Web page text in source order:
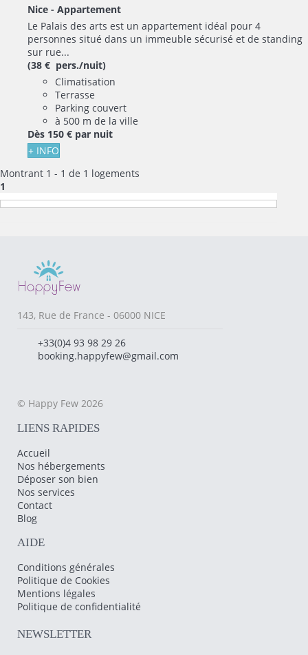
Nice - Appartement
Le Palais des arts est un appartement idéal pour 4
personnes situé dans un immeuble sécurisé et de standing
sur rue...
(38 € pers./nuit)
Climatisation
Terrasse
Parking couvert
à 500 m de la ville
Dès 150 € par nuit
+ INFO
Montrant 1 - 1 de 1 logements
1
143, Rue de France - 06000 NICE
+33(0)4 93 98 29 26
booking.happyfew@gmail.com
© Happy Few 2026
LIENS RAPIDES
Accueil
Nos hébergements
Déposer son bien
Nos services
Contact
Blog
AIDE
Conditions générales
Politique de Cookies
Mentions légales
Politique de confidentialité
NEWSLETTER